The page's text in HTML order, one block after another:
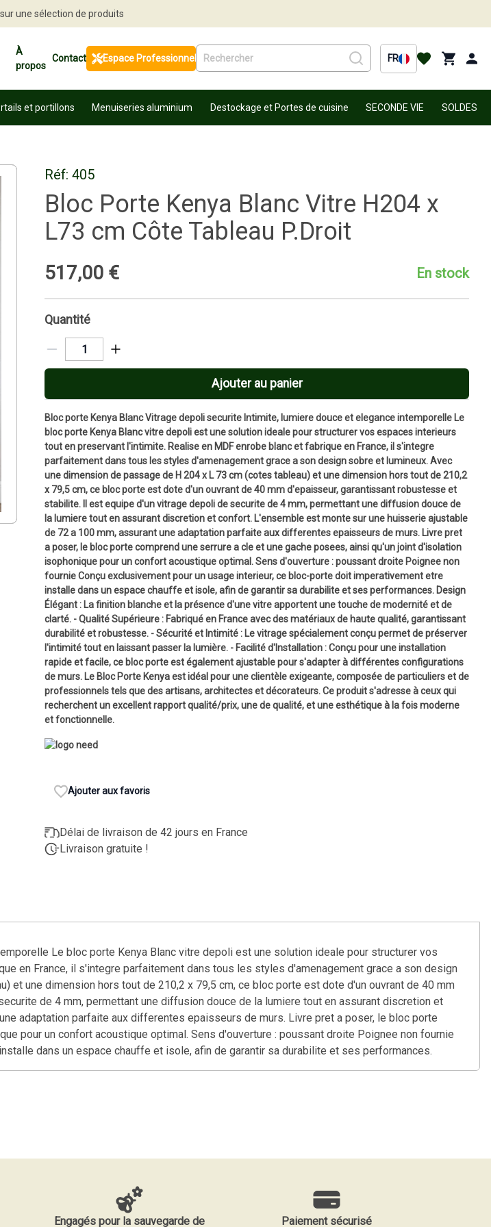
une sélection de produits
À
propos
Contact Espace Professionnel FR
et portillons Menuiseries aluminium Destockage et Portes de cuisine SECONDE VIE SOLDES
Réf: 405
Bloc Porte Kenya Blanc Vitre H204 x
L73 cm Côte Tableau P.Droit
517,00 € En stock
Quantité
Ajouter au panier
Bloc porte Kenya Blanc Vitrage depoli securite Intimite, lumiere douce et elegance intemporelle Le
bloc porte Kenya Blanc vitre depoli est une solution ideale pour structurer vos espaces interieurs
tout en preservant l'intimite. Realise en MDF enrobe blanc et fabrique en France, il s'integre
parfaitement dans tous les styles d'amenagement grace a son design sobre et lumineux. Avec
une dimension de passage de H 204 x L 73 cm (cotes tableau) et une dimension hors tout de 210,2
x 79,5 cm, ce bloc porte est dote d'un ouvrant de 40 mm d'epaisseur, garantissant robustesse et
stabilite. Il est equipe d'un vitrage depoli de securite de 4 mm, permettant une diffusion douce de
la lumiere tout en assurant discretion et confort. L'ensemble est monte sur une huisserie ajustable
de 72 a 100 mm, assurant une adaptation parfaite aux differentes epaisseurs de murs. Livre pret
a poser, le bloc porte comprend une serrure a cle et une gache posees, ainsi qu'un joint d'isolation
isophonique pour un confort acoustique optimal. Sens d'ouverture : poussant droite Poignee non
fournie Conçu exclusivement pour un usage interieur, ce bloc-porte doit imperativement etre
installe dans un espace chauffe et isole, afin de garantir sa durabilite et ses performances. Design
Élégant : La finition blanche et la présence d'une vitre apportent une touche de modernité et de
clarté. - Qualité Supérieure : Fabriqué en France avec des matériaux de haute qualité, garantissant
durabilité et robustesse. - Sécurité et Intimité : Le vitrage spécialement conçu permet de préserver
l'intimité tout en laissant passer la lumière. - Facilité d'Installation : Conçu pour une installation
rapide et facile, ce bloc porte est également ajustable pour s'adapter à différentes configurations
de murs. Le Bloc Porte Kenya est idéal pour une clientèle exigeante, composée de particuliers et de
professionnels tels que des artisans, architectes et décorateurs. Ce produit s'adresse à ceux qui
recherchent un excellent rapport qualité/prix, une de qualité, et une esthétique à la fois moderne
et fonctionnelle.
Ajouter aux favoris
Délai de livraison de 42 jours en France
Livraison gratuite !
Le bloc porte Kenya Blanc vitre depoli est une solution ideale pour structurer vos
en France, il s'integre parfaitement dans tous les styles d'amenagement grace a son design
et une dimension hors tout de 210,2 x 79,5 cm, ce bloc porte est dote d'un ouvrant de 40 mm
de 4 mm, permettant une diffusion douce de la lumiere tout en assurant discretion et
adaptation parfaite aux differentes epaisseurs de murs. Livre pret a poser, le bloc porte
pour un confort acoustique optimal. Sens d'ouverture : poussant droite Poignee non fournie
dans un espace chauffe et isole, afin de garantir sa durabilite et ses performances.
Engagés pour la sauvegarde de Paiement sécurisé